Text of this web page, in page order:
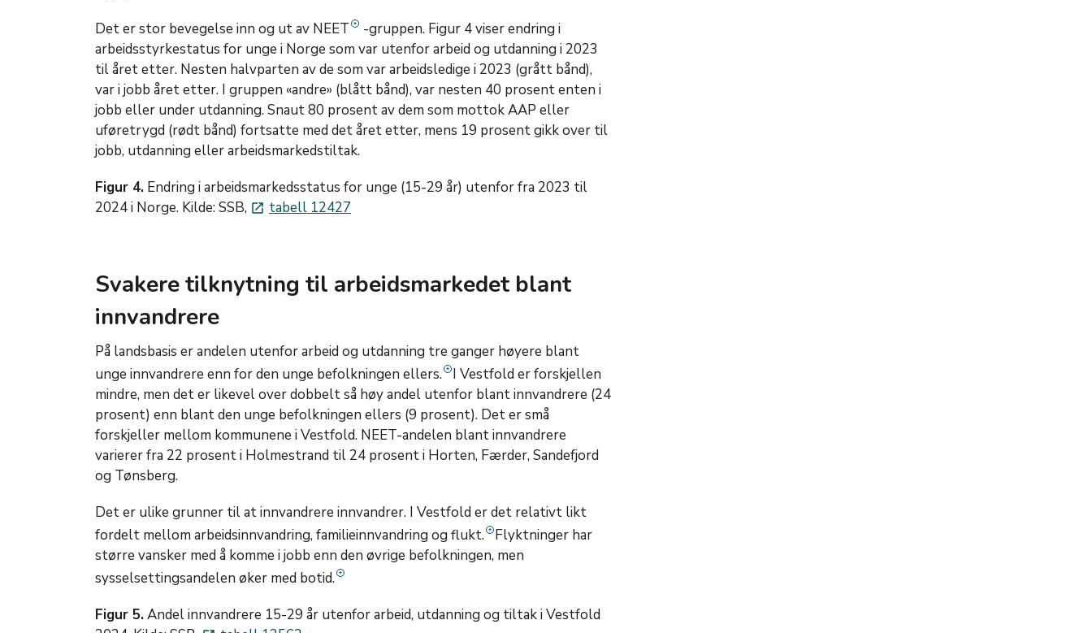
Det er stor bevegelse inn og ut av NEET
-gruppen. Figur 4 viser endring i
arbeidsstyrkestatus for unge i Norge som var utenfor arbeid og utdanning i 2023
til året etter. Nesten halvparten av de som var arbeidsledige i 2023 (grått bånd),
var i jobb året etter. I gruppen «andre» (blått bånd), var nesten 40 prosent enten i
jobb eller under utdanning. Snaut 80 prosent av dem som mottok AAP eller
uføretrygd (rødt bånd) fortsatte med det året etter, mens 19 prosent gikk over til
jobb, utdanning eller arbeidsmarkedstiltak.
Figur 4. Endring i arbeidsmarkedsstatus for unge (15-29 år) utenfor fra 2023 til
2024 i Norge. Kilde: SSB, launch tabell 12427
Svakere tilknytning til arbeidsmarkedet blant
innvandrere
På landsbasis er andelen utenfor arbeid og utdanning tre ganger høyere blant
unge innvandrere enn for den unge befolkningen ellers. I Vestfold er forskjellen
mindre, men det er likevel over dobbelt så høy andel utenfor blant innvandrere (24
prosent) enn blant den unge befolkningen ellers (9 prosent). Det er små
forskjeller mellom kommunene i Vestfold. NEET-andelen blant innvandrere
varierer fra 22 prosent i Holmestrand til 24 prosent i Horten, Færder, Sandefjord
og Tønsberg.
Det er ulike grunner til at innvandrere innvandrer. I Vestfold er det relativt likt
fordelt mellom arbeidsinnvandring, familieinnvandring og flukt. Flyktninger har
større vansker med å komme i jobb enn den øvrige befolkningen, men
sysselsettingsandelen øker med botid.
Figur 5.Andel innvandrere 15-29 år utenfor arbeid, utdanning og tiltak i Vestfold